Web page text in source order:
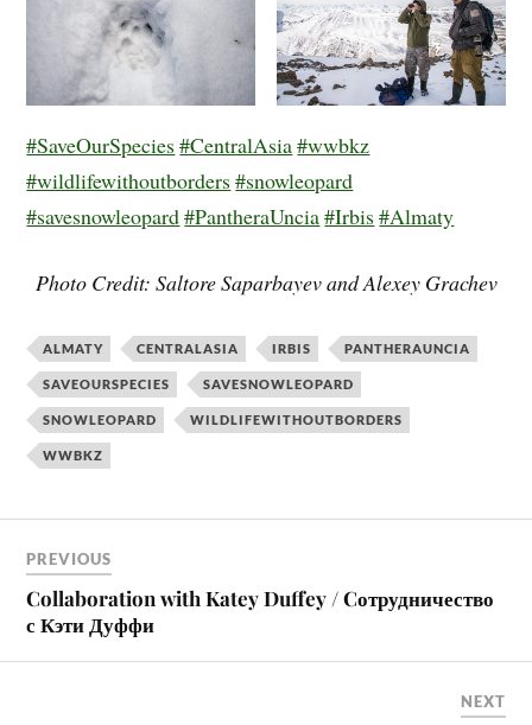
#SaveOurSpecies#CentralAsia#wwbkz
#wildlifewithoutborders#snowleopard
#savesnowleopard#PantheraUncia#Irbis#Almaty
Photo Credit: Saltore Saparbayevand Alexey Grachev
ALMATY CENTRALASIA IRBIS PANTHERAUNCIA
SAVEOURSPECIES SAVESNOWLEOPARD
SNOWLEOPARD WILDLIFEWITHOUTBORDERS
WWBKZ
PREVIOUS
Collaboration with Katey Duffey / Cотрудничество
с Кэти Дуффи
NEXT